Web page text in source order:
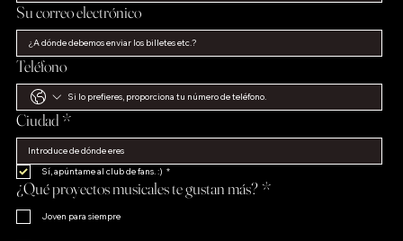
Su correo electrónico
Teléfono
Ciudad *
Sí, apúntame al club de fans. :) *
¿Qué proyectos musicales te gustan más? *
Joven para siempre